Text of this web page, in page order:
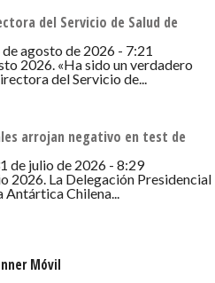
del Servicio de Salud de
de agosto de 2026 - 7:21
2026. «Ha sido un verdadero
del Servicio de...
arrojan negativo en test de
de julio de 2026 - 8:29
2026. La Delegación Presidencial
Antártica Chilena...